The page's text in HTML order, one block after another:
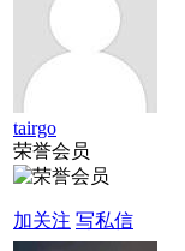
tairgo
荣誉会员
加关注 写私信